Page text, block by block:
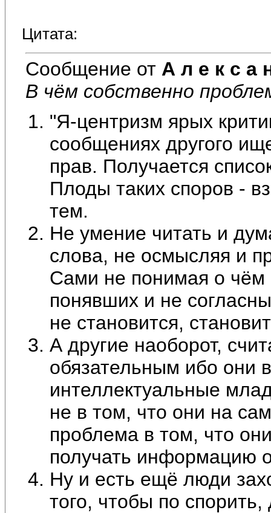
Цитата:
Сообщение от А л е к с а
В чём собственно
"Я-центризм ярых
сообщениях другого
прав. Получается
Плоды таких споров -
тем.
Не умение читать и
слова, не осмысляя и
Сами не понимая о чём
понявших и не
не становится,
А другие наоборот,
обязательным ибо они
интеллектуальные
не в том, что они на
проблема в том, что
получать информацию
Ну и есть ещё люди
того, чтобы по